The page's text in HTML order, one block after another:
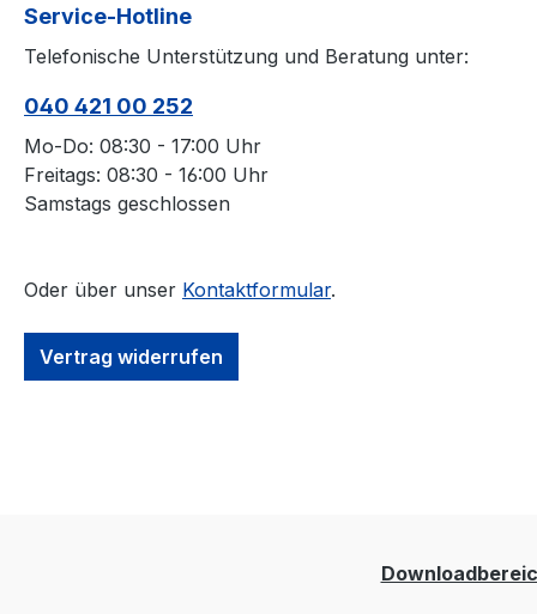
Service-Hotline
Telefonische Unterstützung und Beratung unter:
040 421 00 252
Mo-Do: 08:30 - 17:00 Uhr
Freitags: 08:30 - 16:00 Uhr
Samstags geschlossen
Oder über unser Kontaktformular.
Vertrag widerrufen